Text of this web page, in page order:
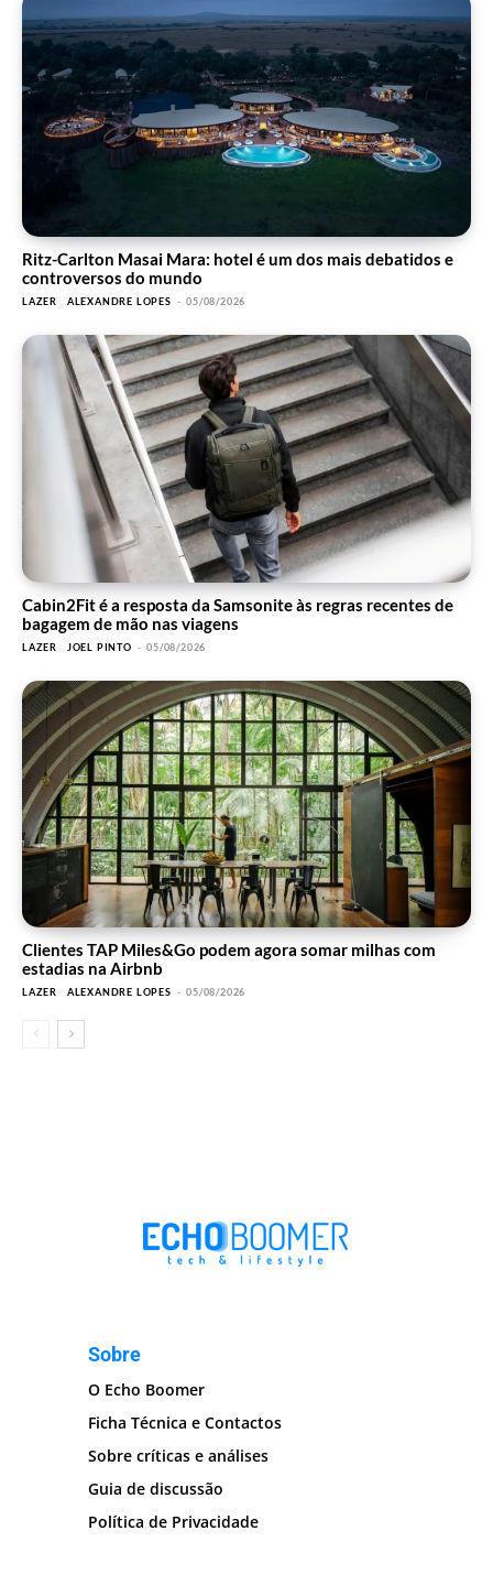
Ritz-Carlton Masai Mara: hotel é um dos mais debatidos e
controversos do mundo
LAZER ALEXANDRE LOPES - 05/08/2026
Cabin2Fit é a resposta da Samsonite às regras recentes de
bagagem de mão nas viagens
LAZER JOEL PINTO - 05/08/2026
Clientes TAP Miles&Go podem agora somar milhas com
estadias na Airbnb
LAZER ALEXANDRE LOPES - 05/08/2026
Sobre
O Echo Boomer
Ficha Técnica e Contactos
Sobre críticas e análises
Guia de discussão
Política de Privacidade